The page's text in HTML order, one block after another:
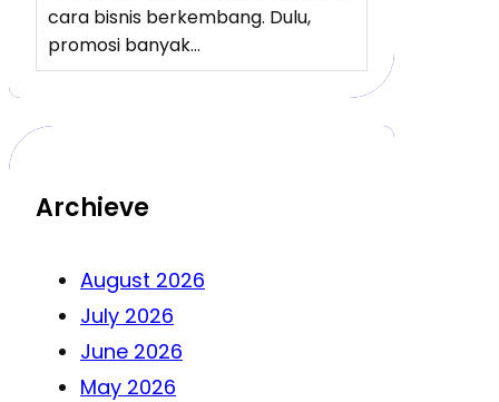
cara bisnis berkembang. Dulu,
promosi banyak…
Archieve
August 2026
July 2026
June 2026
May 2026